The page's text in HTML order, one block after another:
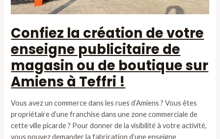
Confiez la création de votre
enseigne publicitaire de
magasin ou de boutique sur
Amiens à Teffri !
Vous avez un commerce dans les rues d’Amiens ? Vous êtes
propriétaire d’une franchise dans une zone commerciale de
cette ville picarde ? Pour donner de la visibilité à votre activité,
vous pouvez demander la fabrication d’une enseigne